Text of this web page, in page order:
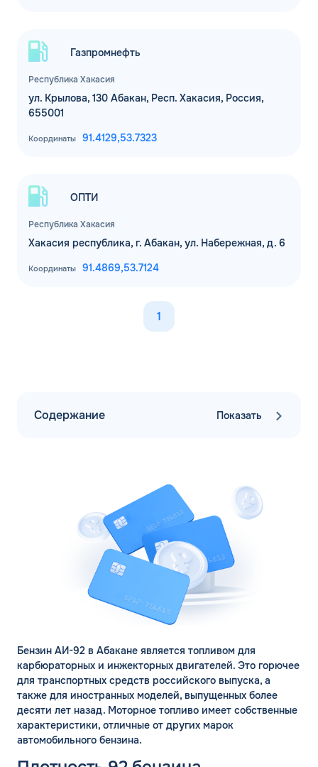
Республика Хакасия
Газпромнефть
ул. Крылова, 130 Абакан, Респ. Хакасия, Россия,
655001
Координаты 91.4129,53.7323
Республика Хакасия
ОПТИ
Хакасия республика, г. Абакан, ул. Набережная, д. 6
Координаты 91.4869,53.7124
1
Содержание Показать
Бензин АИ-92 в Абакане является топливом для
карбюраторных и инжекторных двигателей. Это горючее
для транспортных средств российского выпуска, а
также для иностранных моделей, выпущенных более
десяти лет назад. Моторное топливо имеет собственные
характеристики, отличные от других марок
автомобильного бензина.
ОБРАТНЫЙ ЗВОНОК
Имя*
Телефон*
Для юр. лиц и ИП
ОФОРМИТЬ ЗАЯВКУ
ДО
Спасибо! Ваша заявка принята.
Мы свяжемся с Вами в ближайшее
рабочее время: пн-пт с 9:00 до 18:00
по МСК